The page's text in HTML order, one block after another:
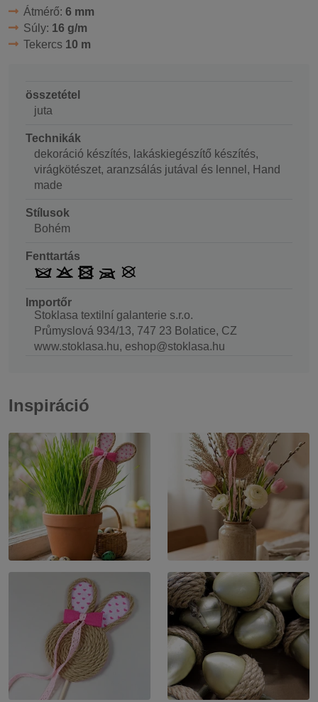
Átmérő: 6 mm
Súly: 16 g/m
Tekercs 10 m
összetétel
juta
Technikák
dekoráció készítés, lakáskiegészítő készítés,
virágkötészet, aranzsálás jutával és lennel, Hand
made
Stílusok
Bohém
Fenttartás
Importőr
Stoklasa textilní galanterie s.r.o.
Průmyslová 934/13, 747 23 Bolatice, CZ
www.stoklasa.hu, eshop@stoklasa.hu
Inspiráció